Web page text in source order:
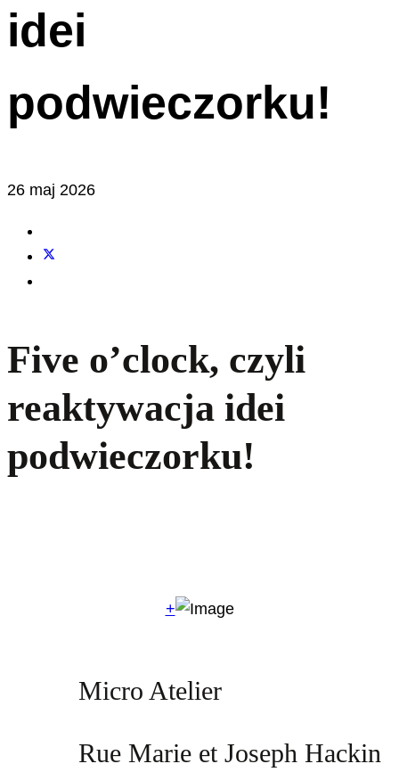
idei
podwieczorku!
26 maj 2026
Five o’clock, czyli
reaktywacja idei
podwieczorku!
+
Micro Atelier
Rue Marie et Joseph Hackin